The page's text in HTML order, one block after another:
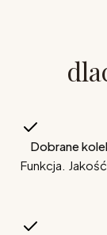
Dobrane
Funkcja.